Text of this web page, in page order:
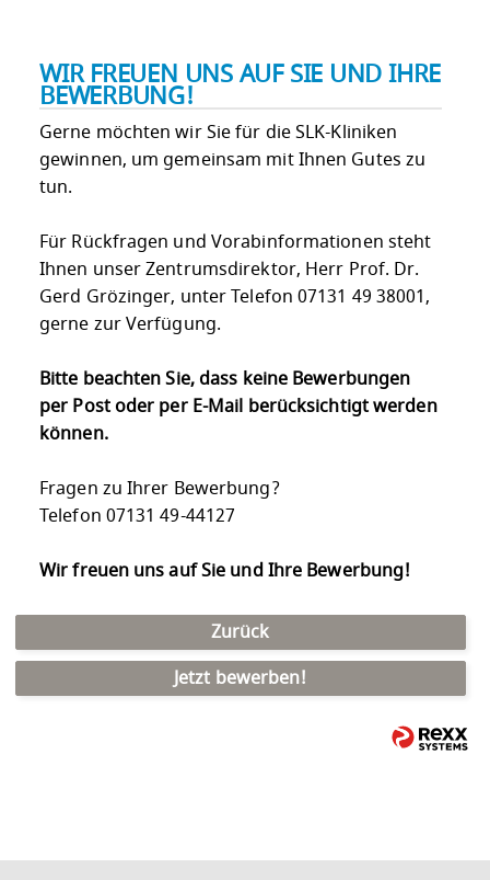
WIR FREUEN UNS AUF SIE UND IHRE
BEWERBUNG!
Gerne möchten wir Sie für die SLK-Kliniken
gewinnen, um gemeinsam mit Ihnen Gutes zu
tun.
Für Rückfragen und Vorabinformationen steht
Ihnen unser Zentrumsdirektor, Herr Prof. Dr.
Gerd Grözinger, unter Telefon 07131 49 38001,
gerne zur Verfügung.
Bitte beachten Sie, dass keine Bewerbungen
per Post oder per E-Mail berücksichtigt werden
können.
Fragen zu Ihrer Bewerbung?
Telefon 07131 49-44127
Wir freuen uns auf Sie und Ihre Bewerbung!
Zurück
Jetzt bewerben!